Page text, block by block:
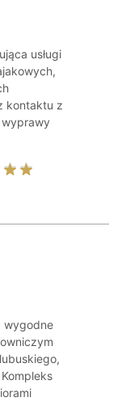
usługi
kontaktu z
wygodne